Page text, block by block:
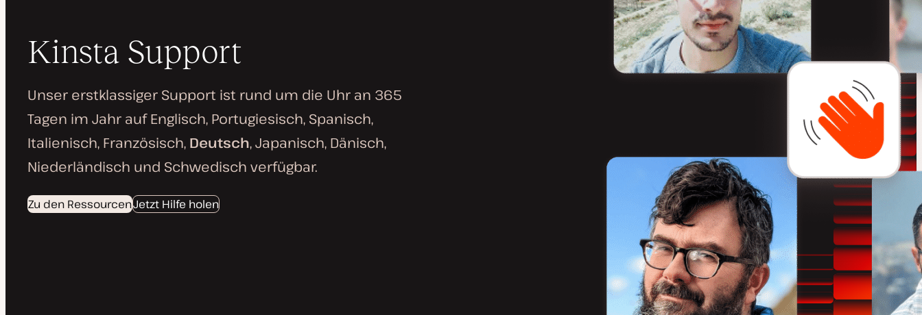
Kinsta Support
Unser erstklassiger Support ist rund um die Uhr an 365
Tagen im Jahr auf Englisch, Portugiesisch, Spanisch,
Italienisch, Französisch, Deutsch, Japanisch, Dänisch,
Niederländisch und Schwedisch verfügbar.
Zu den RessourcenJetzt Hilfe holen